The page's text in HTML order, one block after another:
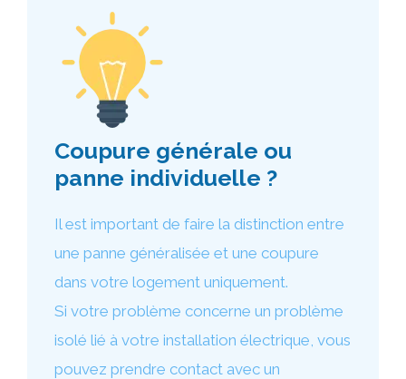
Coupure générale ou
panne individuelle ?
Il est important de faire la distinction entre
une panne généralisée et une coupure
dans votre logement uniquement.
Si votre problème concerne un problème
isolé lié à votre installation électrique, vous
pouvez prendre contact avec un